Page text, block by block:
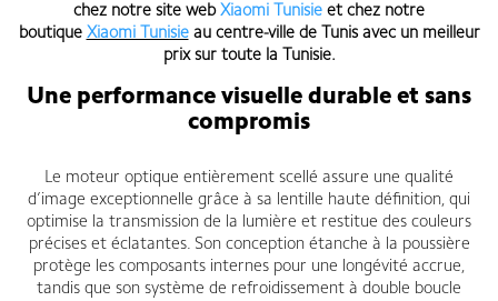
chez notre site web Xiaomi Tunisie et chez notre
boutique Xiaomi Tunisieau centre-ville de Tunis avec un meilleur
prix sur toute la Tunisie.
Une performance visuelle durable et sans
compromis
Le moteur optique entièrement scellé assure une qualité
d’image exceptionnelle grâce à sa lentille haute définition, qui
optimise la transmission de la lumière et restitue des couleurs
précises et éclatantes. Son conception étanche à la poussière
protège les composants internes pour une longévité accrue,
tandis que son système de refroidissement à double boucle